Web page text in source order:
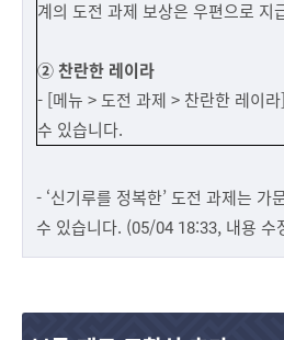
계의 도전 과제 보상은 우편으로 지
② 찬란한 레이라
- [메뉴 > 도전 과제 > 찬란한 레이
수 있습니다.
- ‘신기루를 정복한’ 도전 과제는 가
수 있습니다. (05/04 18:33, 내용 수